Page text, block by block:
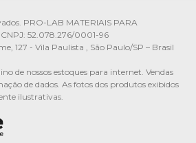
PRO-LAB MATERIAIS PARA
52.078.276/0001-96
127 - Vila Paulista , São Paulo/SP – Brasil
de nossos estoques para internet. Vendas
de dados. As fotos dos produtos exibidos
ilustrativas.